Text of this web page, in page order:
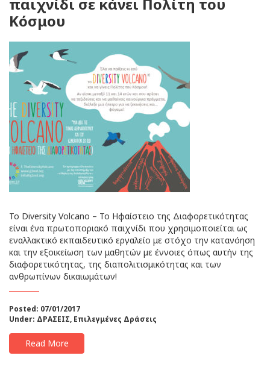
Κόσμου
Το Diversity Volcano – Το Ηφαίστειο της Διαφορετικότητας
είναι ένα πρωτοποριακό παιχνίδι που χρησιμοποιείται ως
εναλλακτικό εκπαιδευτικό εργαλείο με στόχο την κατανόηση
και την εξοικείωση των μαθητών με έννοιες όπως αυτήν της
διαφορετικότητας, της διαπολιτισμικότητας και των
ανθρωπίνων δικαιωμάτων!
Posted: 07/01/2017
Under: ΔΡΑΣΕΙΣ, Επιλεγμένες Δράσεις
Read More